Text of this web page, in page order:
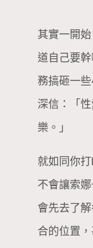
其實一開
道自己要
務搞砸一
深信：「
樂。」
就如同你
不會讓索
會先去了
合的位置